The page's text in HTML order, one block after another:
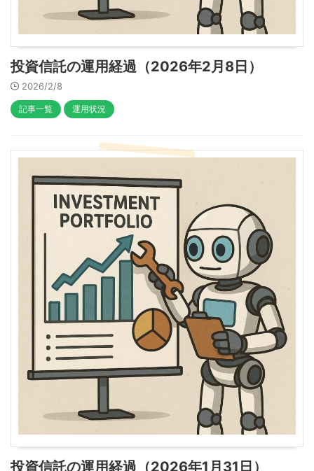
投資信託の運用経過（2026年2月8日）
2026/2/8
記事一覧 運用状況
投資信託の運用経過（2026年1月31日）